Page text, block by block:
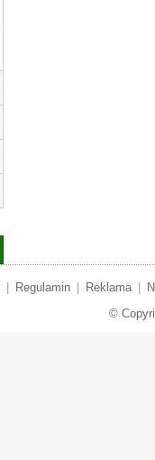
Regulamin Reklama
©